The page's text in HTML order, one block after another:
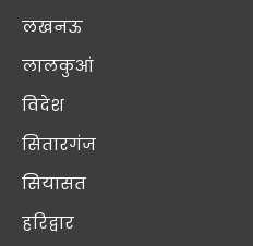
लखनऊ
लालकुआं
विदेश
सितारगंज
सियासत
हरिद्वार